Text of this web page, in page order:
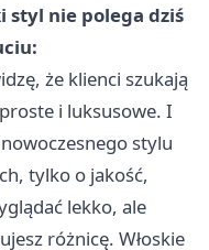
styl nie polega dziś
że klienci szukają
i luksusowe. I
stylu
tylko o jakość,
lekko, ale
różnicę. Włoskie